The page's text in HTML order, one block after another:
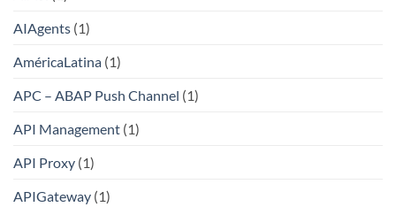
AIAgents (1)
AméricaLatina (1)
APC – ABAP Push Channel (1)
API Management (1)
API Proxy (1)
APIGateway (1)